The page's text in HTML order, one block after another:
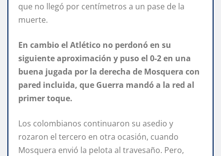
que no llegó por centímetros a un pase de la
muerte.
En cambio el Atlético no perdonó en su
siguiente aproximación y puso el 0-2 en una
buena jugada por la derecha de Mosquera con
pared incluida, que Guerra mandó a la red al
primer toque.
Los colombianos continuaron su asedio y
rozaron el tercero en otra ocasión, cuando
Mosquera envió la pelota al travesaño. Pero,